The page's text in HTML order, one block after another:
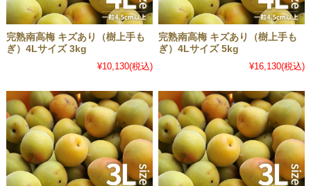
完熟南高梅 キズあり（樹上手も
ぎ）4Lサイズ 3kg
¥10,130(税込)
完熟南高梅 キズあり（樹上手も
ぎ）4Lサイズ 5kg
¥16,130(税込)